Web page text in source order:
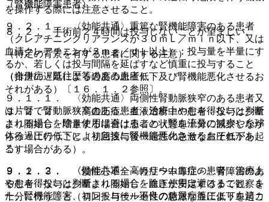
（腎機能障害患者）
９．２．１． 〈効能共通〉重篤な腎機能障害のある患者
（クレアチニンクリアランスが３０ｍＬ／ｍｉｎ以下、又は
血清クレアチニンが３ｍｇ／ｄＬ以上）：投与量を半量にす
るか、若しくは投与間隔を延ばすなど慎重に投与すること
（排泄の遅延による過度の血圧低下及び腎機能悪化させるお
それがある）〔１６．１．２参照〕。
９．２．２． 〈高血圧症〉血液透析中の患者：投与は少量
より開始し、増量する場合は患者の状態を十分に観察しなが
ら徐々に行うこと（初回投与後一過性の急激な血圧低下を起
こす場合がある）。
９．２．３． 〈慢性心不全＜軽症〜中等症＞〉腎障害のあ
る患者：投与は少量より開始し、血圧が安定するまで観察を
十分に行うこと（初回投与後一過性の急激な血圧低下を起こ
を操作する際には注意させること。
８．２． 手術前２４時間は投与しないことが望ましい。
（特定の背景を有する患者に関する注意）
（合併症・既往歴等のある患者）
９．１．１． 〈効能共通〉両側性腎動脈狭窄のある患者又
は片腎で腎動脈狭窄のある患者：治療上やむを得ないと判断
される場合を除き使用は避けること（腎血流量の減少や糸球
体ろ過圧の低下により急速に腎機能悪化させるおそれがあ
る）。
９．１．２． 〈効能共通〉高カリウム血症の患者：治療上
やむを得ないと判断される場合を除き使用は避けること。ま
た、腎機能障害、コントロール不良の糖尿病等により血清カ